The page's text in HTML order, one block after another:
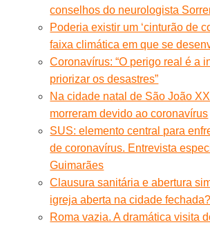
conselhos do neurologista
Poderia existir um ‘cinturão de
faixa climática em que se
Coronavírus: “O perigo real é a
priorizar os desastres”
Na cidade natal de São João
morreram devido ao coronavírus
SUS: elemento central para
de coronavírus. Entrevista
Guimarães
Clausura sanitária e abertura
igreja aberta na cidade fechada?
Roma vazia. A dramática visita